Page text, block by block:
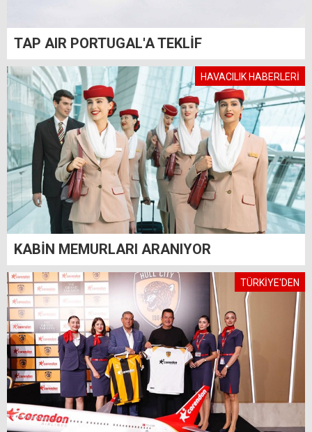
TAP AIR PORTUGAL'A TEKLİF
HAVACILIK HABERLERİ
KABİN MEMURLARI ARANIYOR
TÜRKİYE'DEN